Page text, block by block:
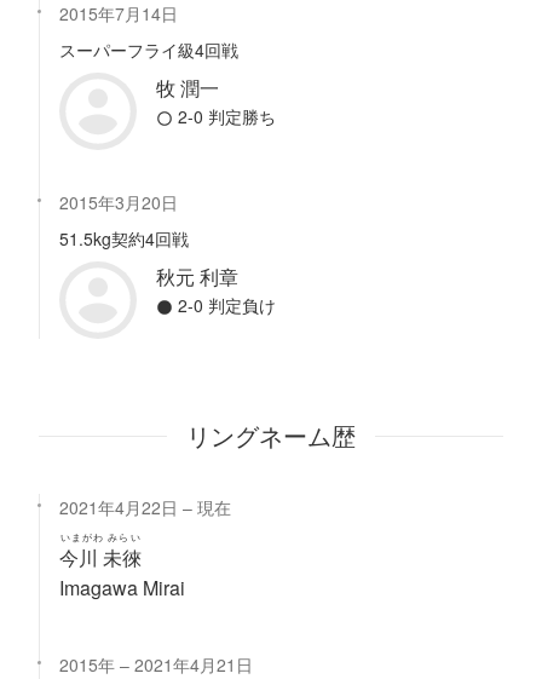
2015年7月14日
スーパーフライ級4回戦
牧 潤一
2-0 判定勝ち
2015年3月20日
51.5kg契約4回戦
秋元 利章
2-0 判定負け
リングネーム歴
2021年4月22日 現在
今川 未徠
いまがわ みらい
Imagawa Mirai
2015年 2021年4月21日